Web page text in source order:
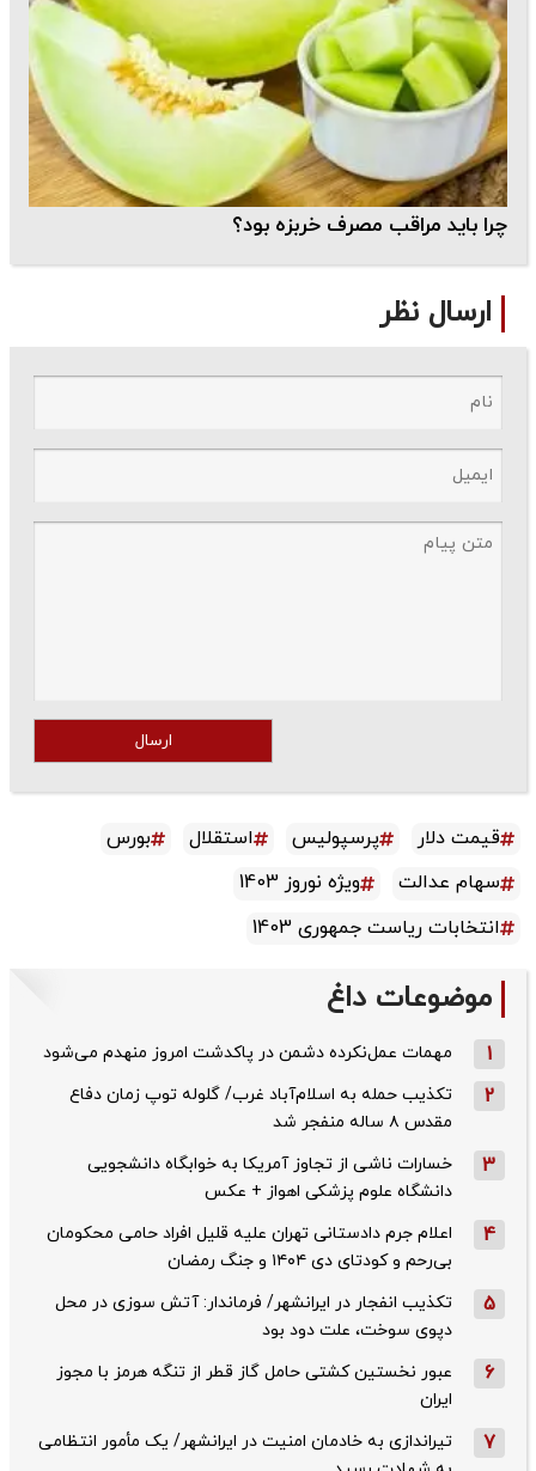
چرا باید مراقب مصرف خربزه بود؟
ارسال نظر
ارسال
قیمت دلار پرسپولیس استقلال
بورس
سهام عدالت
ویژه نوروز 1403
انتخابات ریاست جمهوری 1403
موضوعات داغ
1 مهمات عمل‌نکرده دشمن در پاکدشت امروز منهدم می‌شود
2
تکذیب حمله به اسلام‌آباد غرب/ گلوله توپ زمان دفاع
مقدس ۸ ساله منفجر شد
3
خسارات ناشی از تجاوز آمریکا به خوابگاه دانشجویی
دانشگاه علوم پزشکی اهواز + عکس
4
اعلام جرم دادستانی تهران علیه قلیل افراد حامی محکومان
بی‌رحم و کودتای دی‌ ۱۴۰۴ و جنگ رمضان
5
تکذیب ‌انفجار در ایرانشهر/ فرماندار: آتش سوزی در محل
دپوی سوخت، علت دود بود
6
عبور نخستین کشتی حامل گاز قطر از تنگه هرمز با مجوز
ایران
7
تیراندازی به خادمان امنیت در ایرانشهر/ یک مأمور انتظامی